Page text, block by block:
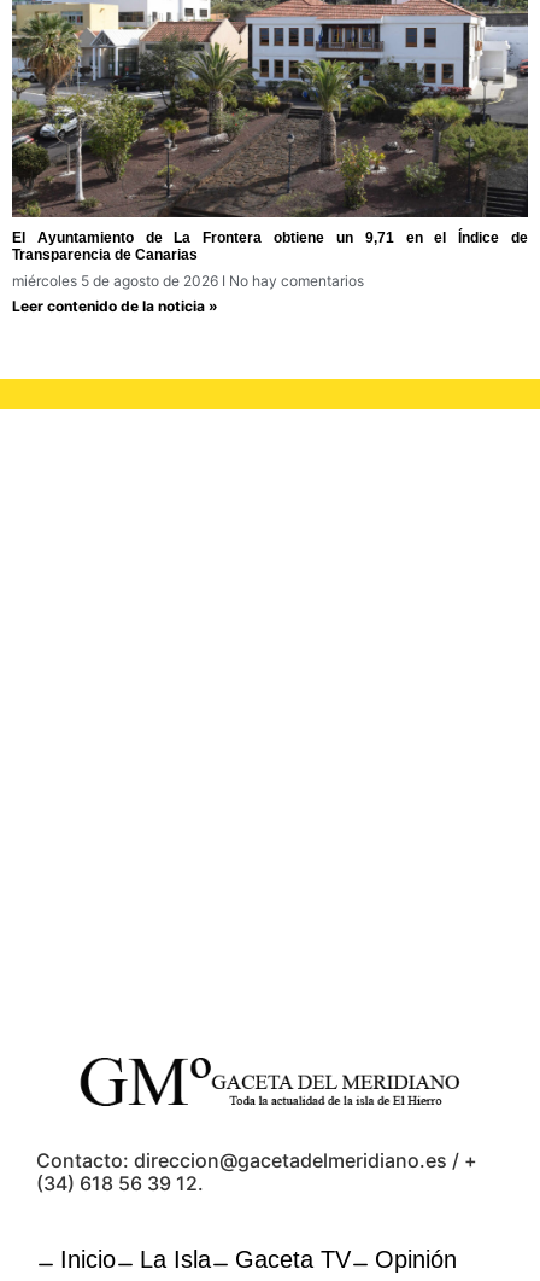
El Ayuntamiento de La Frontera obtiene un 9,71 en el Índice de
Transparencia de Canarias
miércoles 5 de agosto de 2026
No hay comentarios
Leer contenido de la noticia »
Contacto: direccion@gacetadelmeridiano.es / +
(34) 618 56 39 12.
Inicio La Isla Gaceta TV
Opinión